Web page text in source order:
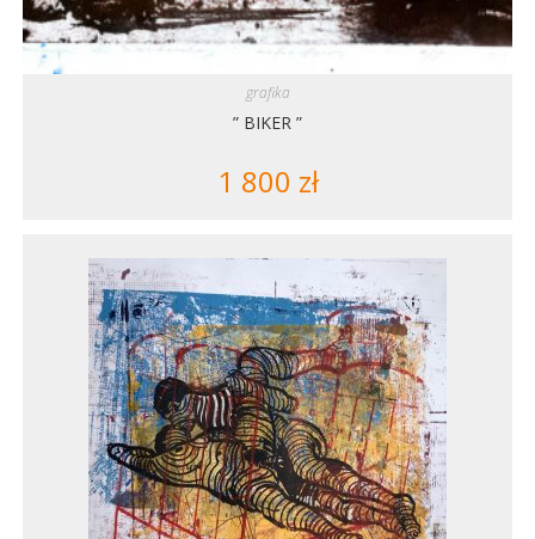
grafika
” BIKER ”
1 800 zł